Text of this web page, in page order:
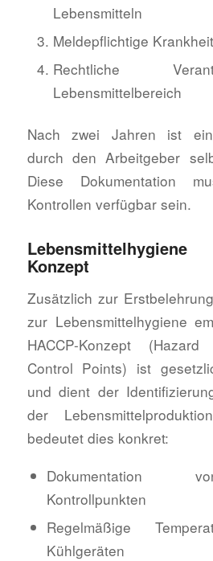
Lebensmitteln
Meldepflichtige
Rechtliche
Lebensmittelbereich
Nach zwei Jahren ist
durch den Arbeitgeber
Diese Dokumentation
Kontrollen verfügbar sein.
Konzept
Zusätzlich zur
zur Lebensmittelhygiene
HACCP-Konzept
Control Points) ist
und dient der
der
bedeutet dies konkret:
Dokumentation
Kontrollpunkten
Regelmäßige
Kühlgeräten